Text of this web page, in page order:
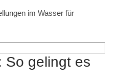
im Wasser für
So gelingt es